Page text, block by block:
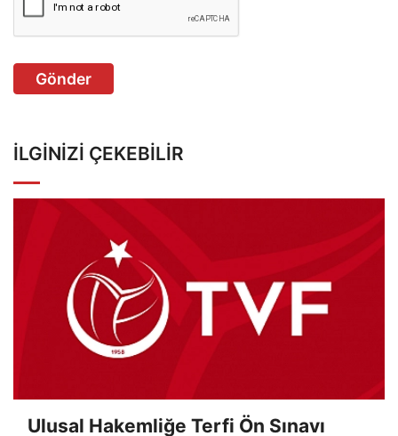
Gönder
İLGINIZI ÇEKEBILIR
Ulusal Hakemliğe Terfi Ön Sınavı